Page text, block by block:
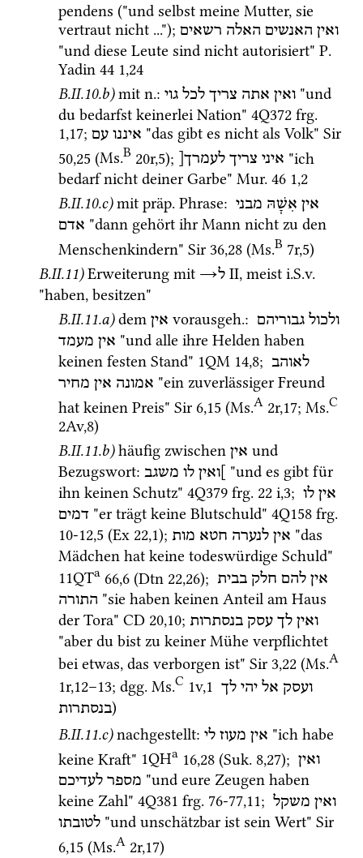
pendens ("und selbst meine Mutter, sie
vertraut nicht ...");
ואין האנשים האלה רשאים
"und diese Leute sind nicht autorisiert" P.
Yadin 44 1,24
B.II.10.b)mit n.: ואין אתה צריך לכל גוי
"und
du bedarfst keinerlei Nation" 4Q372 frg.
1,17; איננו עם "das gibt es nicht als Volk" Sir
50,25 (Ms.B 20r,5); איני צריך לעמרך[
"ich
bedarf nicht deiner Garbe" Mur. 46 1,2
B.II.10.c)mit präp. Phrase: אין אִשָׁהּ מבני
אדם "dann gehört ihr Mann nicht zu den
Menschenkindern" Sir 36,28 (Ms.B 7r,5)
B.II.11)Erweiterung mit →ל ‎ II, meist i.S.v.
"haben, besitzen"
B.II.11.a)dem אין vorausgeh.: ולכול גבוריהם
אין מעמד
"und alle ihre Helden haben
keinen festen Stand" 1QM 14,8; לאוהב
אמונה אין מחיר
"ein zuverlässiger Freund
hat keinen Preis" Sir 6,15 (Ms.A 2r,17; Ms.C
2Av,8)
B.II.11.b)häufig zwischen אין und
Bezugswort: ]ואין לו משגב
"und es gibt für
ihn keinen Schutz" 4Q379 frg. 22 i,3; אין לו
דמים "er trägt keine Blutschuld" 4Q158 frg.
10-12,5 (Ex 22,1); אין לנערה חטא מות
"das
11QTa 66,6 (Dtn 22,26); אין להם חלק בבית
התורה "sie haben keinen Anteil am Haus
der Tora" CD 20,10; ואין לך עסק בנסתרות
"aber du bist zu keiner Mühe verpflichtet
bei etwas, das verborgen ist" Sir 3,22 (Ms.A
1r,12–13; dgg. Ms.C 1v,1 ועסק אל יהי לך
בנסתרות)
B.II.11.c)nachgestellt: אין מעוז לי
"ich habe
keine Kraft" 1QHa 16,28 (Suk. 8,27); ואין
מספר לעדיכם
"und eure Zeugen haben
keine Zahl" 4Q381 frg. 76-77,11; ואין משקל
לטובתו "und unschätzbar ist sein Wert" Sir
6,15 (Ms.A 2r,17)